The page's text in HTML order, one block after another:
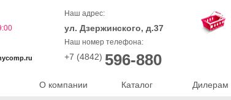
О компании Каталог Дилерам
Наш адрес:
ул. Дзержинского, д.37
Наш номер телефона:
+7 (4842) 596-880